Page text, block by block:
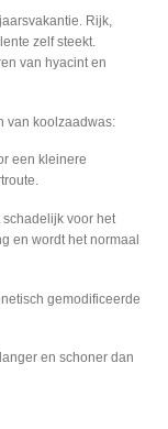
Rijk,
zelf steekt.
van hyacint en
van koolzaadwas:
een kleinere
voor het
en wordt het normaal
gemodificeerde
en schoner dan